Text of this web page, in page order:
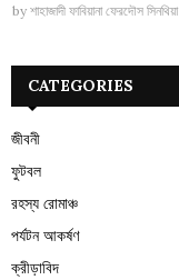
by শাহাজাদী ফাবিয়ানা ফেরদৌস সিনথিয়া
CATEGORIES
জীবনী
ফুটবল
রহস্য রোমাঞ্চ
পর্যটন আকর্ষণ
ক্রীড়াবিদ